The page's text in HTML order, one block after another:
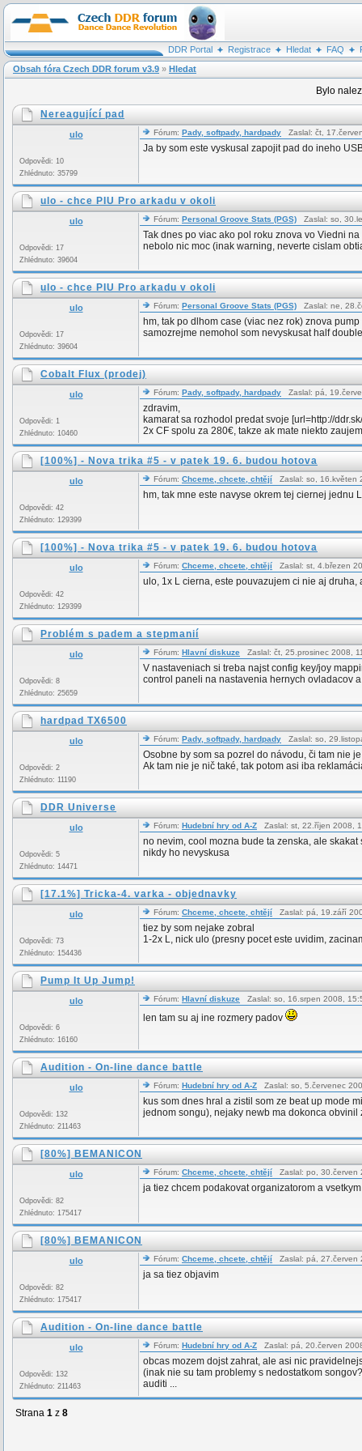
DDR Portal Registrace Hledat FAQ
Obsah fóra Czech DDR forum v3.9 » Hledat
Bylo
Nereagující pad
ulo
Odpovědi: 10
Zhlédnuto: 35799
Fórum: Pady, softpady, hardpady Zaslal: čt,
Ja by som este vyskusal zapojit pad do ineho
ulo - chce PIU Pro arkadu v okoli
ulo
Odpovědi: 17
Zhlédnuto: 39604
Fórum: Personal Groove Stats (PGS) Zaslal: so,
Tak dnes po viac ako pol roku znova vo Viedni
nebolo nic moc (inak warning, neverte cislam
ulo - chce PIU Pro arkadu v okoli
ulo
Odpovědi: 17
Zhlédnuto: 39604
Fórum: Personal Groove Stats (PGS) Zaslal: ne,
hm, tak po dlhom case (viac nez rok) znova
samozrejme nemohol som nevyskusat half
Cobalt Flux (prodej)
ulo
Odpovědi: 1
Zhlédnuto: 10460
Fórum: Pady, softpady, hardpady Zaslal: pá,
zdravim,
kamarat sa rozhodol predat svoje [url=http://
2x CF spolu za 280€, takze ak mate niekto
[100%] - Nova trika #5 - v patek 19. 6. budou hotova
ulo
Odpovědi: 42
Zhlédnuto: 129399
Fórum: Chceme, chcete, chtějí Zaslal: so,
hm, tak mne este navyse okrem tej ciernej jednu
[100%] - Nova trika #5 - v patek 19. 6. budou hotova
ulo
Odpovědi: 42
Zhlédnuto: 129399
Fórum: Chceme, chcete, chtějí Zaslal: st, 4.březen
ulo, 1x L cierna, este pouvazujem ci nie aj druha,
Problém s padem a stepmanií
ulo
Odpovědi: 8
Zhlédnuto: 25659
Fórum: Hlavní diskuze Zaslal: čt, 25.prosinec 2008,
V nastaveniach si treba najst config key/joy
control paneli na nastavenia hernych ovladacov a
hardpad TX6500
ulo
Odpovědi: 2
Zhlédnuto: 11190
Fórum: Pady, softpady, hardpady Zaslal: so,
Osobne by som sa pozrel do návodu, či tam nie
Ak tam nie je nič také, tak potom asi iba
DDR Universe
ulo
Odpovědi: 5
Zhlédnuto: 14471
Fórum: Hudební hry od A-Z Zaslal: st, 22.říjen 2008,
no nevim, cool mozna bude ta zenska, ale
nikdy ho nevyskusa
[17.1%] Tricka-4. varka - objednavky
ulo
Odpovědi: 73
Zhlédnuto: 154436
Fórum: Chceme, chcete, chtějí Zaslal: pá, 19.září
tiez by som nejake zobral
1-2x L, nick ulo (presny pocet este uvidim,
Pump It Up Jump!
ulo
Odpovědi: 6
Zhlédnuto: 16160
Fórum: Hlavní diskuze Zaslal: so, 16.srpen 2008,
len tam su aj ine rozmery padov
Audition - On-line dance battle
ulo
Odpovědi: 132
Zhlédnuto: 211463
Fórum: Hudební hry od A-Z Zaslal: so, 5.červenec
kus som dnes hral a zistil som ze beat up mode
jednom songu), nejaky newb ma dokonca obvinil
[80%] BEMANICON
ulo
Odpovědi: 82
Zhlédnuto: 175417
Fórum: Chceme, chcete, chtějí Zaslal: po,
ja tiez chcem podakovat organizatorom a
[80%] BEMANICON
ulo
Odpovědi: 82
Zhlédnuto: 175417
Fórum: Chceme, chcete, chtějí Zaslal: pá,
ja sa tiez objavim
Audition - On-line dance battle
ulo
Odpovědi: 132
Zhlédnuto: 211463
Fórum: Hudební hry od A-Z Zaslal: pá, 20.červen
obcas mozem dojst zahrat, ale asi nic
(inak nie su tam problemy s nedostatkom
auditi ...
Strana 1 z 8